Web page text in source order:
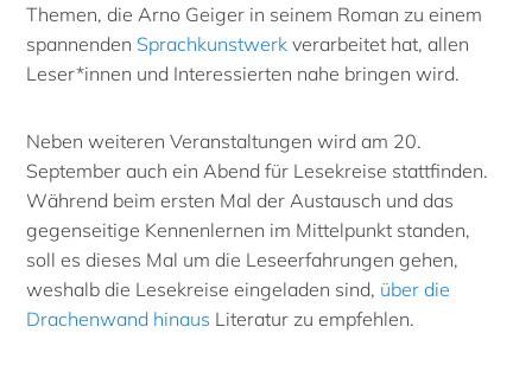
Themen, die Arno Geiger in seinem Roman zu einem
spannenden Sprachkunstwerk verarbeitet hat, allen
Leser*innen und Interessierten nahe bringen wird.
Neben weiteren Veranstaltungen wird am 20.
September auch ein Abend für Lesekreise stattfinden.
Während beim ersten Mal der Austausch und das
gegenseitige Kennenlernen im Mittelpunkt standen,
soll es dieses Mal um die Leseerfahrungen gehen,
weshalb die Lesekreise eingeladen sind, über die
Drachenwand hinaus Literatur zu empfehlen.